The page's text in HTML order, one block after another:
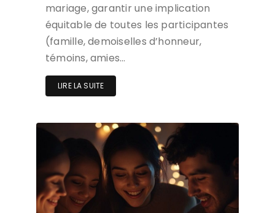
mariage, garantir une implication
équitable de toutes les participantes
(famille, demoiselles d’honneur,
témoins, amies…
LIRE LA SUITE